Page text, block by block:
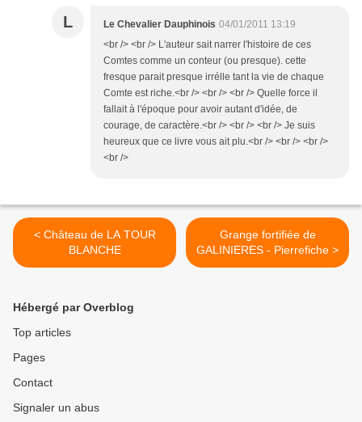
L Le Chevalier Dauphinois 04/01/2011 13:19
<br /> <br /> L'auteur sait narrer l'histoire de ces
Comtes comme un conteur (ou presque). cette
fresque parait presque irrélle tant la vie de chaque
Comte est riche.<br /> <br /> <br /> Quelle force il
fallait à l'époque pour avoir autant d'idée, de
courage, de caractère.<br /> <br /> <br /> Je suis
heureux que ce livre vous ait plu.<br /> <br /> <br />
<br />
< Château de LA TOUR
BLANCHE
Grange fortifiée de
GALINIERES - Pierrefiche >
Hébergé par Overblog
Top articles
Pages
Contact
Signaler un abus